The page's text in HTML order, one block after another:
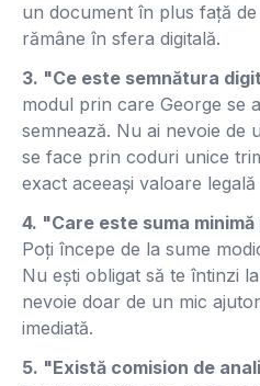
un document în plus față
rămâne în sfera digitală.
3. "Ce este semnătura
modul prin care George se
semnează. Nu ai nevoie de
se face prin coduri unice
exact aceeași valoare
4. "Care este suma
Poți începe de la sume
Nu ești obligat să te întinzi
nevoie doar de un mic
imediată.
5. "Există comision de